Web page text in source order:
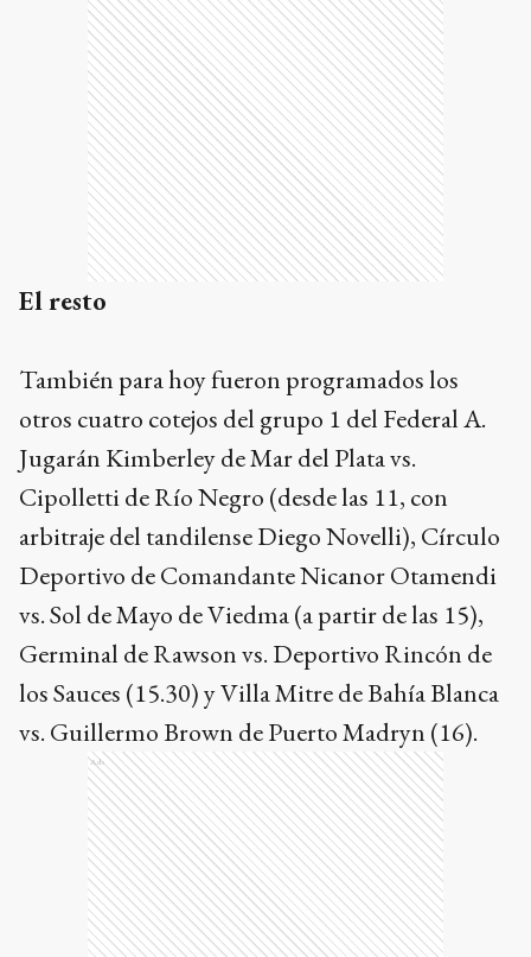
El resto
También para hoy fueron programados los
otros cuatro cotejos del grupo 1 del Federal A.
Jugarán Kimberley de Mar del Plata vs.
Cipolletti de Río Negro (desde las 11, con
arbitraje del tandilense Diego Novelli), Círculo
Deportivo de Comandante Nicanor Otamendi
vs. Sol de Mayo de Viedma (a partir de las 15),
Germinal de Rawson vs. Deportivo Rincón de
los Sauces (15.30) y Villa Mitre de Bahía Blanca
vs. Guillermo Brown de Puerto Madryn (16).
Ads